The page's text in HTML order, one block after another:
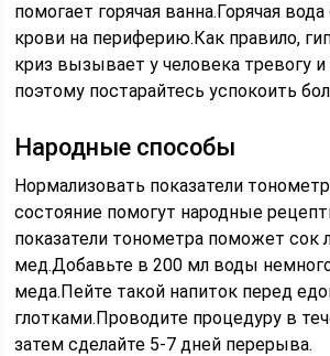
помогает горячая ванна.Горячая
крови на периферию.Как правило,
криз вызывает у человека тревогу и
поэтому постарайтесь успокоить
Народные способы
Нормализовать показатели
состояние помогут народные
показатели тонометра поможет сок
мед.Добавьте в 200 мл воды
меда.Пейте такой напиток перед
глотками.Проводите процедуру в
затем сделайте 5-7 дней перерыва.